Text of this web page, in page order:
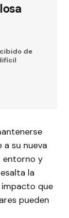
de
su nueva
entorno y
la
que
pueden